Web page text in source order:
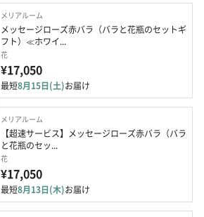
メリアルーム
メッセージローズ赤バラ（バラと花瓶のセットギ
フト）≪ホワイ...
花
¥17,050
最短8月15日(土)お届け
メリアルーム
【超速サービス】メッセージローズ赤バラ（バラ
と花瓶のセッ...
花
¥17,050
最短8月13日(木)お届け